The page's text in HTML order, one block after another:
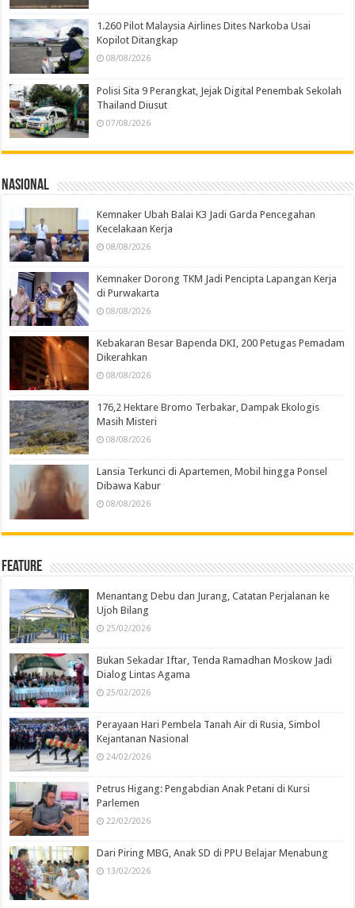
1.260 Pilot Malaysia Airlines Dites Narkoba Usai
Kopilot Ditangkap
08/08/2026
Polisi Sita 9 Perangkat, Jejak Digital Penembak Sekolah
Thailand Diusut
07/08/2026
Nasional
Kemnaker Ubah Balai K3 Jadi Garda Pencegahan
Kecelakaan Kerja
08/08/2026
Kemnaker Dorong TKM Jadi Pencipta Lapangan Kerja
di Purwakarta
08/08/2026
Kebakaran Besar Bapenda DKI, 200 Petugas Pemadam
Dikerahkan
08/08/2026
176,2 Hektare Bromo Terbakar, Dampak Ekologis
Masih Misteri
08/08/2026
Lansia Terkunci di Apartemen, Mobil hingga Ponsel
Dibawa Kabur
08/08/2026
Feature
Menantang Debu dan Jurang, Catatan Perjalanan ke
Ujoh Bilang
25/02/2026
Bukan Sekadar Iftar, Tenda Ramadhan Moskow Jadi
Dialog Lintas Agama
25/02/2026
Perayaan Hari Pembela Tanah Air di Rusia, Simbol
Kejantanan Nasional
24/02/2026
Petrus Higang: Pengabdian Anak Petani di Kursi
Parlemen
22/02/2026
Dari Piring MBG, Anak SD di PPU Belajar Menabung
13/02/2026